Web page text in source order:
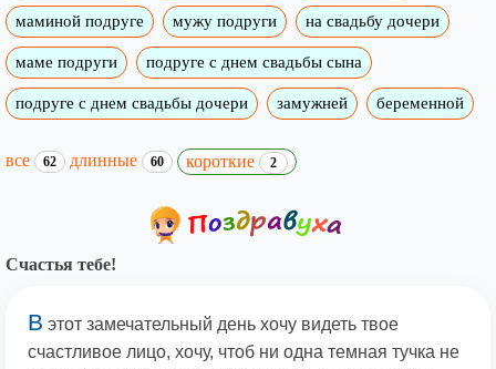
маминой подруге мужу подруги на свадьбу дочери
маме подруги подруге с днем свадьбы сына
подруге с днем свадьбы дочери замужней беременной
все 62 длинные 60 короткие 2
Счастья тебе!
В этот замечательный день хочу видеть твое
счастливое лицо, хочу, чтоб ни одна темная тучка не